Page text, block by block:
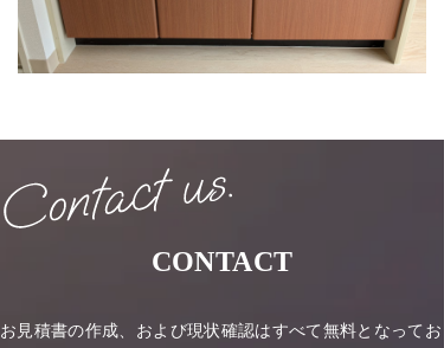
CONTACT
お見積書の作成、および現状確認はすべて無料となってお